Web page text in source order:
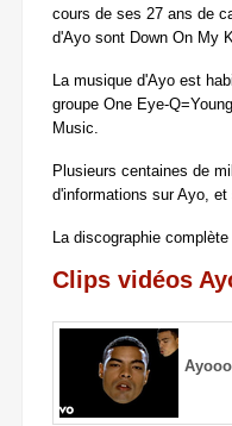
cours de ses 27 ans de
d'Ayo sont Down On My
La musique d'Ayo est
groupe One Eye-
Music.
Plusieurs centaines de
d'informations sur Ayo,
La discographie
Clips vidéos
Ayooo